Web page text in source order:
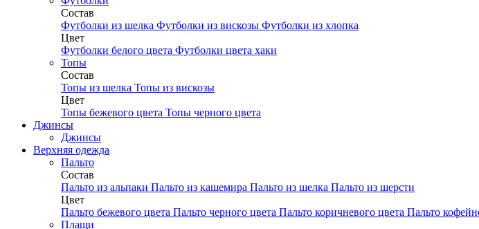
Состав
Футболки из шелка Футболки из вискозы Футболки из хлопка
Цвет
Футболки белого цвета Футболки цвета хаки
Топы
Состав
Топы из шелка Топы из вискозы
Цвет
Топы бежевого цвета Топы черного цвета
Джинсы
Джинсы
Верхняя одежда
Пальто
Состав
Пальто из альпаки Пальто из кашемира Пальто из шелка Пальто из шерсти
Цвет
Пальто бежевого цвета Пальто черного цвета Пальто коричневого цвета Пальто
Плащи